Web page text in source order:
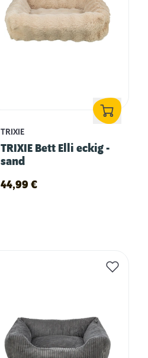
TRIXIE
TRIXIE Bett Elli eckig -
sand
44,99 €